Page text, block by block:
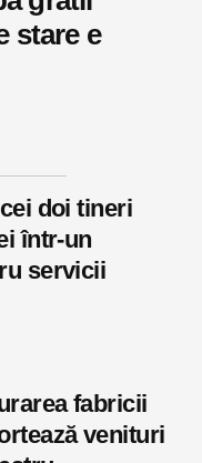
stare e
doi tineri
într-un
servicii
fabricii
venituri